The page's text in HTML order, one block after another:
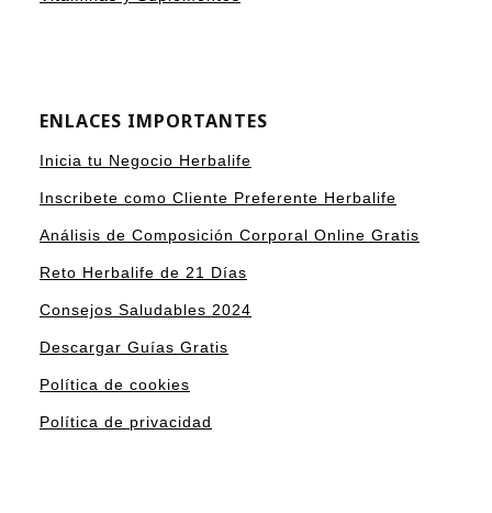
ENLACES IMPORTANTES
Inicia tu Negocio Herbalife
Inscribete como Cliente Preferente Herbalife
Análisis de Composición Corporal Online Gratis
Reto Herbalife de 21 Días
Consejos Saludables 2024
Descargar Guías Gratis
Política de cookies
Política de privacidad